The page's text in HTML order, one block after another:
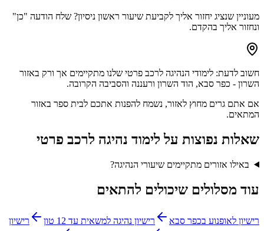
מעוניין שנציג יחזור אליך לקביעת שיעור ראשון ניסיון? שלח הודעה "כן"
ונחזור אליך בהקדם.
חשוב לדעת: לימודי הנהיגה לרכב פרטי שלנו מתקיימים אך ורק באזור
השרון - כפר סבא, הוד השרון ורעננה והסביבה הקרובה.
אם אתם גרים מחוץ לאזור, נשמח להפנות אתכם לבית ספר באזור
המתאים.
שאלות נפוצות על לימוד נהיגה לרכב פרטי
באילו אזורים מתקיימים שיעורי הנהיגה?
עוד מסלולים שיכולים להתאים
רישיון לאופנוע בכפר סבא רישיון נהיגה למשאית עד 12 טון
רישיון